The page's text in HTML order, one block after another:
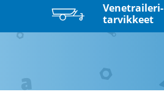
Venetraileri­
tarvikkeet